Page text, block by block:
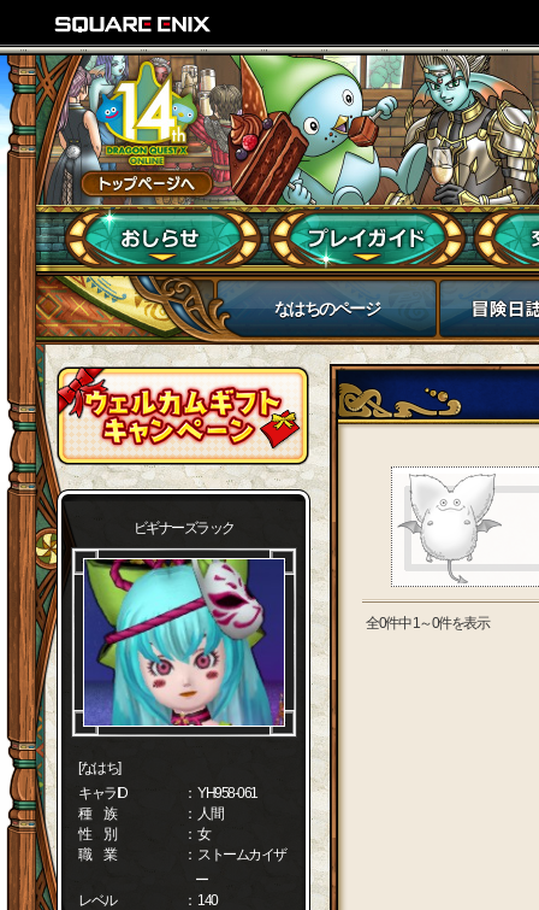
なはちのページ
ビギナーズラック
[なはち]
キャラID
： YH958-061
種 族
： 人間
性 別
： 女
職 業
： ストームカイザ
ー
レベル
： 140
全0件中 1～0件を表示